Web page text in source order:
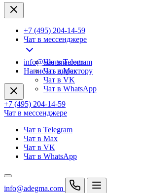
+7 (495) 204-14-59
Чат в мессенджере
Чат в Telegram
Чат в Max
Чат в VK
Чат в WhatsApp
info@adegma.com
Написать директору
+7 (495) 204-14-59
Чат в мессенджере
Чат в Telegram
Чат в Max
Чат в VK
Чат в WhatsApp
info@adegma.com